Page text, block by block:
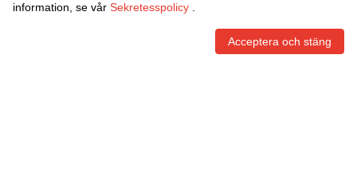
information, se vår Sekretesspolicy
Acceptera och stäng